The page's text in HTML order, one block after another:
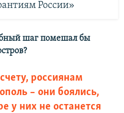
России»
шаг помешал бы
россиянам
– они боялись,
у них не останется